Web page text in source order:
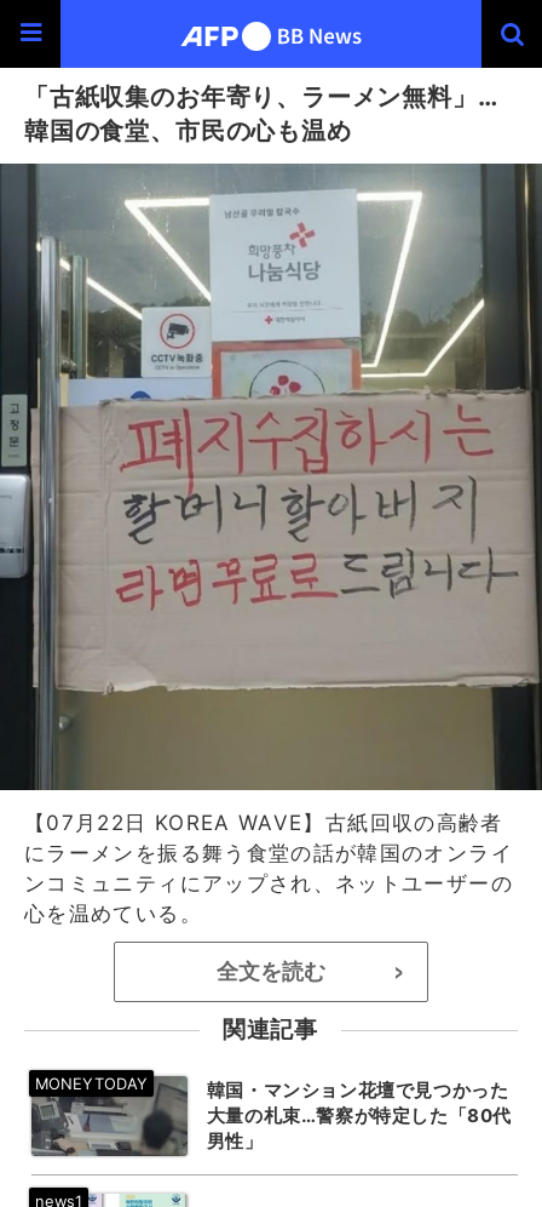
「古紙収集のお年寄り、ラーメン無料」…
韓国の食堂、市民の心も温め
【07月22日 KOREA WAVE】古紙回収の高齢者
にラーメンを振る舞う食堂の話が韓国のオンライ
ンコミュニティにアップされ、ネットユーザーの
心を温めている。
全文を読む >
関連記事
韓国・マンション花壇で見つかった
大量の札束…警察が特定した「80代
男性」